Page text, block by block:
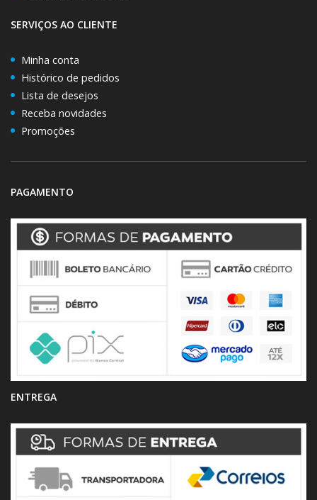
SERVIÇOS AO CLIENTE
Minha conta
Histórico de pedidos
Lista de desejos
Receba novidades
Promoções
PAGAMENTO
ENTREGA